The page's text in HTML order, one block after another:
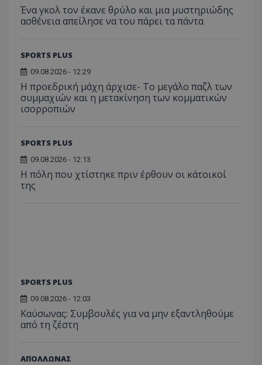
Ένα γκολ τον έκανε θρύλο και μια μυστηριώδης
ασθένεια απείλησε να του πάρει τα πάντα
SPORTS PLUS
09.08.2026 - 12:29
Η προεδρική μάχη άρχισε- Το μεγάλο παζλ των
συμμαχιών και η μετακίνηση των κομματικών
ισορροπιών
SPORTS PLUS
09.08.2026 - 12:13
Η πόλη που χτίστηκε πριν έρθουν οι κάτοικοί
της
SPORTS PLUS
09.08.2026 - 12:03
Kαύσωνας: Συμβουλές για να μην εξαντληθούμε
από τη ζέστη
ΑΠΟΛΛΩΝΑΣ